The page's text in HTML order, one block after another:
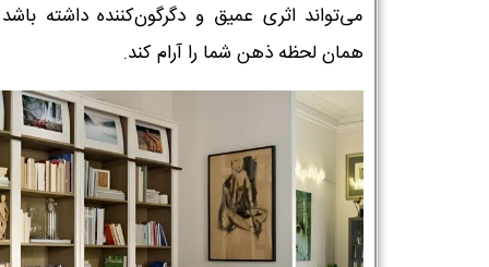
می‌تواند اثری عمیق و دگرگون‌کننده داشته
همان لحظه ذهن شما را آرام کند.